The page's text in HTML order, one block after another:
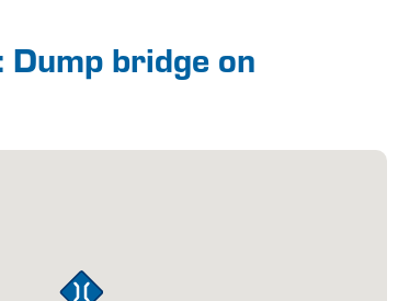
bridge on